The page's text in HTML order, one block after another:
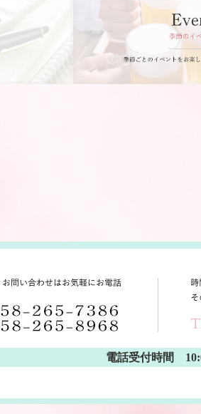
電話受付時間